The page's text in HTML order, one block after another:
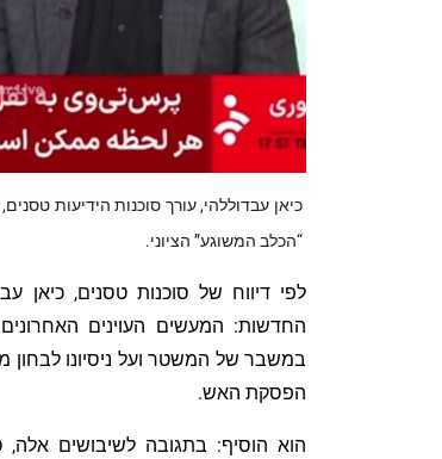
כיאן עבדוללהי, עורך סוכנות הידיעות
“הכלב המשוגע” הציוני.
לפי דיווח של סוכנות טסנים, כיאן
החדשות: המעשים העוינים
במשבר של המשטר ועל ניסיונו
הפסקת האש.
הוא הוסיף: בתגובה לשיבושים אלה,